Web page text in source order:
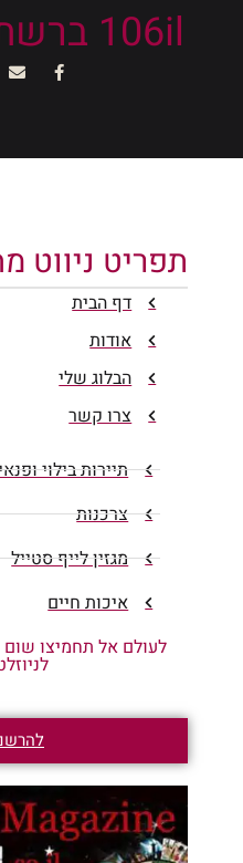
106il ברשתות חברתיות
תפריט ניווט
דף הבית
אודות
הבלוג שלי
צרו קשר
תיירות בילוי
צרכנות
מגזין לייף סטייל
איכות חיים
לעולם אל תחמיצו